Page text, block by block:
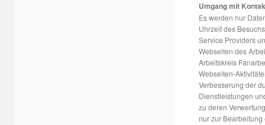
Umgang mit
Es werden nur
Uhrzeit des
Service Providers
Webseiten des
Arbeitskreis
Webseiten-
Verbesserung der
Dienstleistungen
zu deren
nur zur